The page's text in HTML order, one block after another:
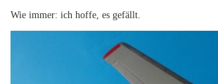
Wie immer: ich hoffe, es gefällt.